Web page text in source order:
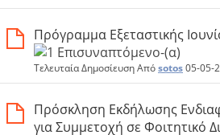
Πρόγραμμα Εξεταστικής
Τελευταία Δημοσίευση Απόsotos05-05-
Πρόσκληση Εκδήλωσης
για Συμμετοχή σε Φοιτητικό